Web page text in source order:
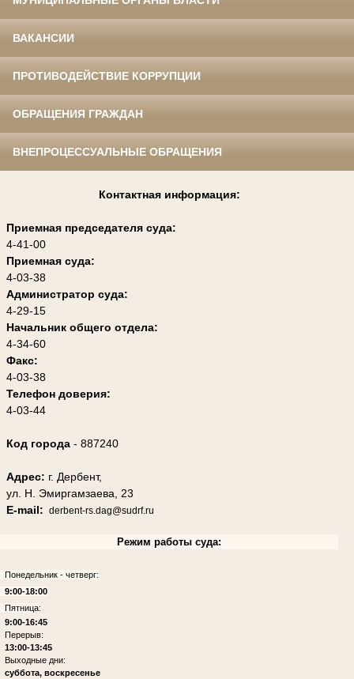
ВАКАНСИИ
ПРОТИВОДЕЙСТВИЕ КОРРУПЦИИ
ОБРАЩЕНИЯ ГРАЖДАН
ВНЕПРОЦЕССУАЛЬНЫЕ ОБРАЩЕНИЯ
Контактная информация:
Приемная председателя суда:
4-41-00
Приемная суда:
4-03-38
Администратор суда:
4-29-15
Начальник общего отдела:
4-34-60
Факс:
4-03-38
Телефон доверия:
4-03-44
Код города - 887240
Адрес: г. Дербент,
ул. Н. Эмиргамзаева, 23
E-mail: derbent-rs.dag@sudrf.ru
Режим работы суда:
Понедельник - четверг:
9:00-18:00
Пятница:
9:00-16:45
Перерыв:
13:00-13:45
Выходные дни:
суббота, воскресенье